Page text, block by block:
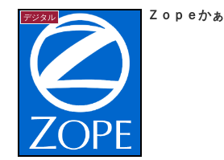
デジタル Ｚｏｐｅかぁ